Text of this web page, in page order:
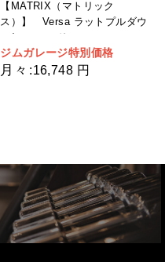
【MATRIX（マトリック
ス）】 Versa ラットプルダウ
ン/シーテッドロー
ジムガレージ特別価格
月々 :16,748 円